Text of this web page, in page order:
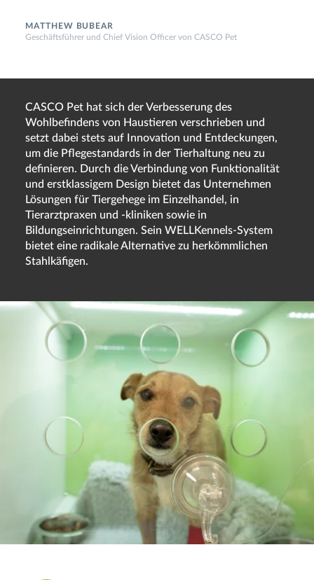
MATTHEW BUBEAR
Geschäftsführer und Chief Vision Officer von CASCO Pet
CASCO Pet hat sich der Verbesserung des
Wohlbefindens von Haustieren verschrieben und
setzt dabei stets auf Innovation und Entdeckungen,
um die Pflegestandards in der Tierhaltung neu zu
definieren. Durch die Verbindung von Funktionalität
und erstklassigem Design bietet das Unternehmen
Lösungen für Tiergehege im Einzelhandel, in
Tierarztpraxen und -kliniken sowie in
Bildungseinrichtungen. Sein WELLKennels-System
bietet eine radikale Alternative zu herkömmlichen
Stahlkäfigen.